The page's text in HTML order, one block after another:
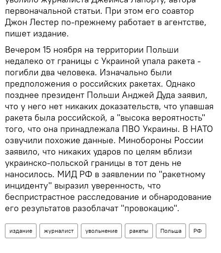
первоначальной статьи. При этом его соавтор
Джон Лестер по-прежнему работает в агентстве,
пишет издание.
Вечером 15 ноября на территории Польши
недалеко от границы с Украиной упала ракета -
погибли два человека. Изначально были
предположения о российских ракетах. Однако
позднее президент Польши Анджей Дуда заявил,
что у него нет никаких доказательств, что упавшая
ракета была российской, а "высока вероятность"
того, что она принадлежала ПВО Украины. В НАТО
озвучили похожие данные. Минобороны России
заявило, что никаких ударов по целям вблизи
украинско-польской границы в тот день не
наносилось. МИД РФ в заявлении по "ракетному
инциденту" выразил уверенность, что
беспристрастное расследование и обнародование
его результатов разоблачат "провокацию".
издание журналист увольнение ракеты Польша РФ